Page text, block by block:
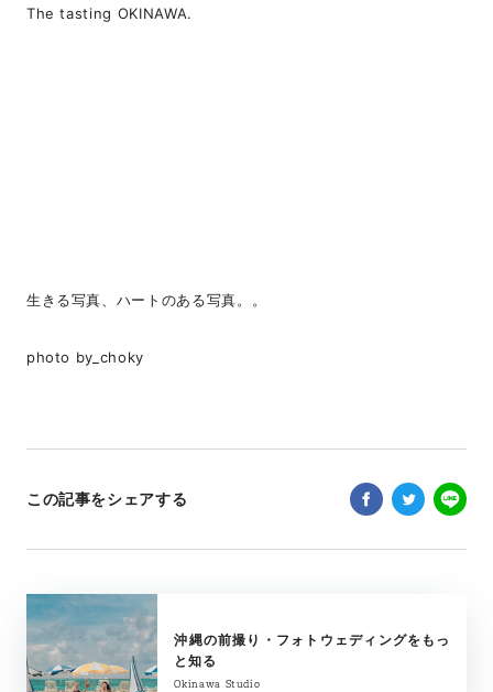
The tasting OKINAWA.
生きる写真、ハートのある写真。。
photo by_choky
この記事をシェアする
沖縄の前撮り・フォトウェディングをもっ
と知る
Okinawa Studio